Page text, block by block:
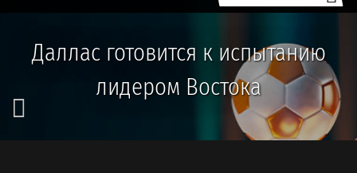
Даллас готовится к испытанию
лидером Востока